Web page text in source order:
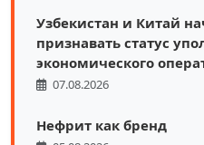
Узбекистан и Китай
признавать статус
экономического
07.08.2026
Нефрит как бренд